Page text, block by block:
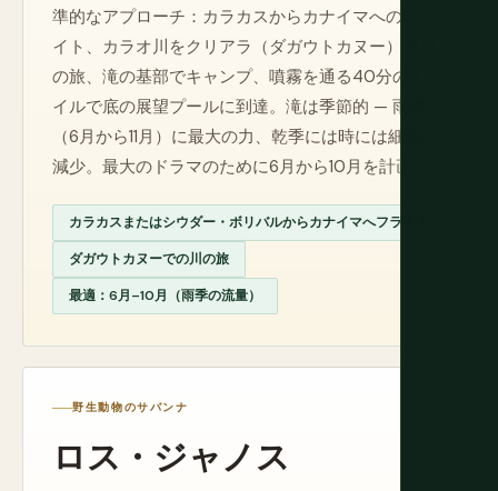
準的なアプローチ：カラカスからカナイマへのフラ
イト、カラオ川をクリアラ（ダガウトカヌー）で川
の旅、滝の基部でキャンプ、噴霧を通る40分のトレ
イルで底の展望プールに到達。滝は季節的 — 雨季
（6月から11月）に最大の力、乾季には時には細流に
減少。最大のドラマのために6月から10月を計画。
カラカスまたはシウダー・ボリバルからカナイマへフライト
ダガウトカヌーでの川の旅
最適：6月–10月（雨季の流量）
野生動物のサバンナ
ロス・ジャノス